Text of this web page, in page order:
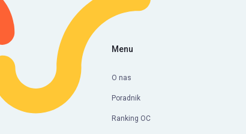
Menu
O nas
Poradnik
Ranking OC